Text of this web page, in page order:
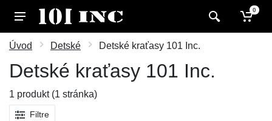
0
Úvod Detské Detské kraťasy 101 Inc.
Detské kraťasy 101 Inc.
1 produkt (1 stránka)
Filtre